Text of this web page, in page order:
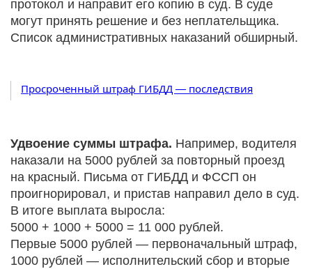
протокол и направит его копию в суд. В суде
могут принять решение и без неплательщика.
Список административных наказаний обширный.
Просроченный штраф ГИБДД — последствия
Удвоение суммы штрафа. Например, водителя
наказали на 5000 рублей за повторный проезд
на красный. Письма от ГИБДД и ФССП он
проигнорировал, и пристав направил дело в суд.
В итоге выплата выросла:
5000 + 1000 + 5000 = 11 000 рублей.
Первые 5000 рублей — первоначальный штраф,
1000 рублей — исполнительский сбор и вторые